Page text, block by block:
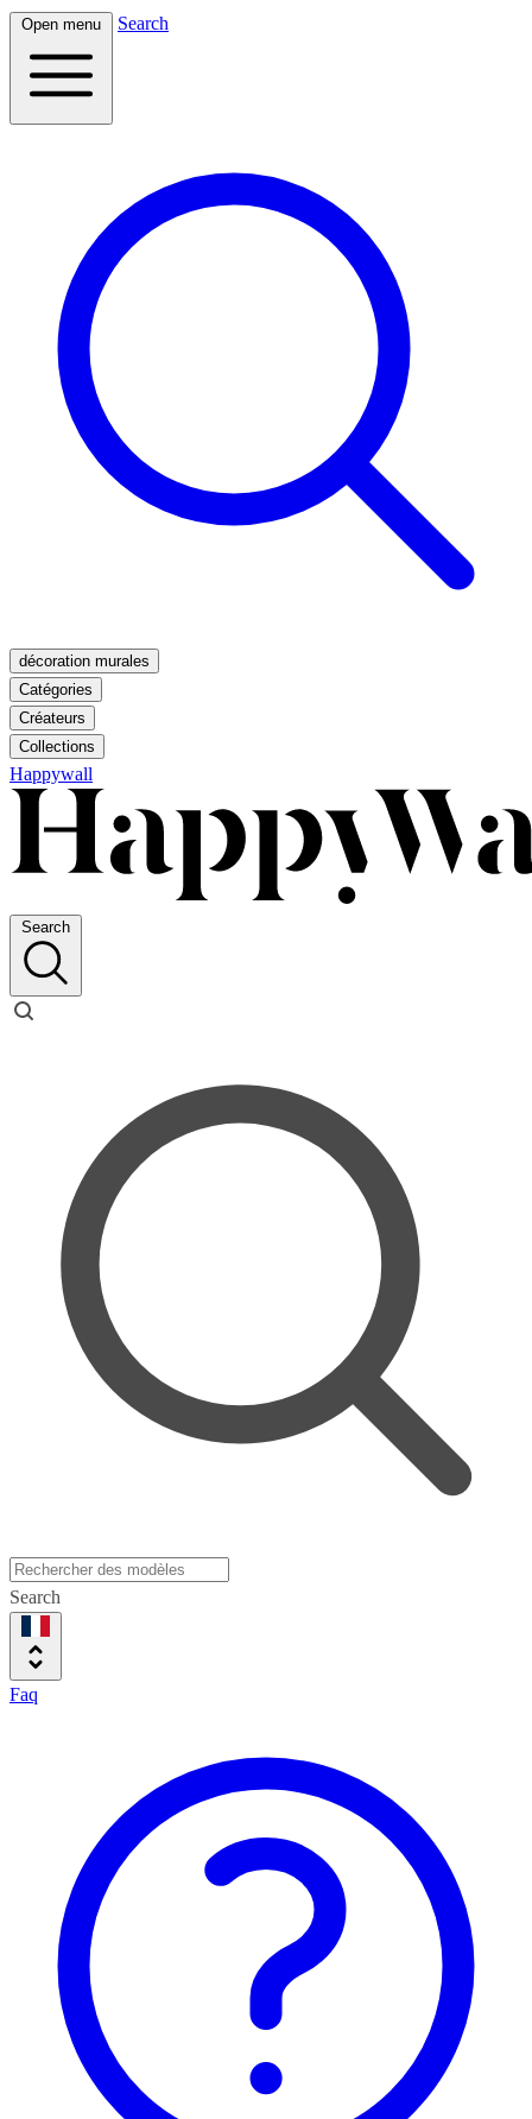
Open menu Search
décoration murales
Catégories
Créateurs
Collections
Happywall
Search
Search
Faq